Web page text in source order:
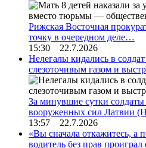
Рижская Восточная
точку в очередном деле…
15:30 22.7.2026
Нелегалы кидались в
слезоточивым газом и
За минувшие сутки
вооруженных сил Латвии
13:57 22.7.2026
«Вы сначала откажитесь, а
водитель без прав проиграл